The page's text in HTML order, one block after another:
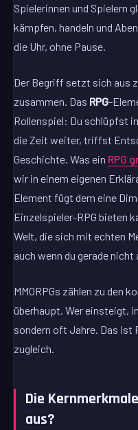
Spielerinnen und Spielern
kämpfen, handeln und
die Uhr, ohne Pause.
Der Begriff setzt sich aus
zusammen. Das RPG-
Rollenspiel: Du schlüpfst
die Zeit weiter, triffst
Geschichte. Was ein RPG
wir in einem eigenen
Element fügt dem eine
Einzelspieler-RPG bieten
Welt, die sich mit echten
auch wenn du gerade nicht
MMORPGs zählen zu den
überhaupt. Wer einsteigt,
sondern oft Jahre. Das ist
zugleich.
Die
aus?